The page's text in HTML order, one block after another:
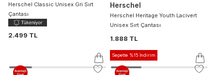
Herschel Classic Unisex Gri Sırt
Çantası
2.499 TL
Herschel
Herschel Heritage Youth Lacivert
Unisex Sırt Çantası
1.888 TL
Sepette %15 İndirim